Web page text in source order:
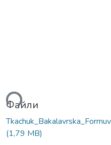
Файли
(1,79 MB)